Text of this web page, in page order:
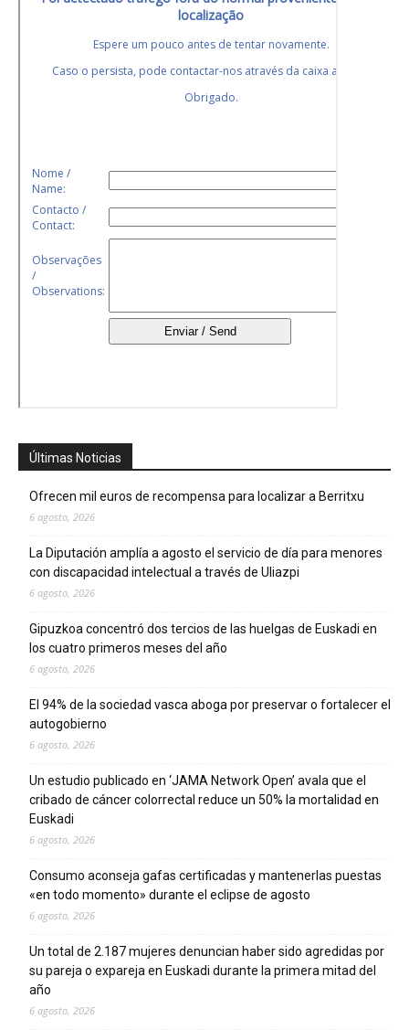
Últimas Noticias
Ofrecen mil euros de recompensa para localizar a Berritxu
6 agosto, 2026
La Diputación amplía a agosto el servicio de día para menores
con discapacidad intelectual a través de Uliazpi
6 agosto, 2026
Gipuzkoa concentró dos tercios de las huelgas de Euskadi en
los cuatro primeros meses del año
6 agosto, 2026
El 94% de la sociedad vasca aboga por preservar o fortalecer el
autogobierno
6 agosto, 2026
Un estudio publicado en ‘JAMA Network Open’ avala que el
cribado de cáncer colorrectal reduce un 50% la mortalidad en
Euskadi
6 agosto, 2026
Consumo aconseja gafas certificadas y mantenerlas puestas
«en todo momento» durante el eclipse de agosto
6 agosto, 2026
Un total de 2.187 mujeres denuncian haber sido agredidas por
su pareja o expareja en Euskadi durante la primera mitad del
año
6 agosto, 2026